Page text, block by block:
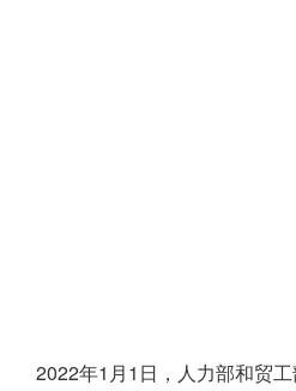
2022年1月1日，人力部和贸